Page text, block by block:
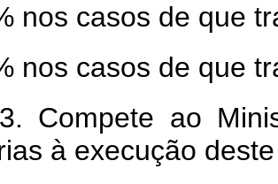
nos casos de que
nos casos de que
Compete ao
à execução